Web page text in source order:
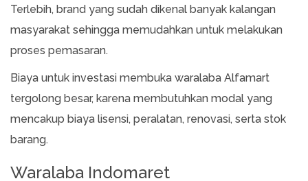
Terlebih, brand yang sudah dikenal banyak kalangan
masyarakat sehingga memudahkan untuk melakukan
proses pemasaran.
Biaya untuk investasi membuka waralaba Alfamart
tergolong besar, karena membutuhkan modal yang
mencakup biaya lisensi, peralatan, renovasi, serta stok
barang.
Waralaba Indomaret